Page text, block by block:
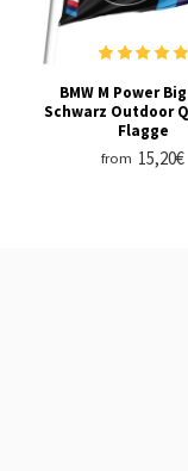
BMW M Power
Schwarz Outdoor
Flagge
from 15,20€